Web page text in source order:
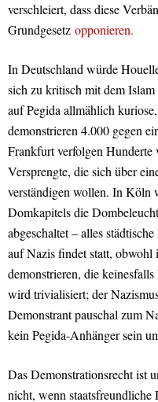
verschleiert, dass diese
Grundgesetz opponieren.
In Deutschland würde
sich zu kritisch mit dem Islam
auf Pegida allmählich
demonstrieren 4.000 gegen
Frankfurt verfolgen
Versprengte, die sich über
verständigen wollen. In Köln
Domkapitels die
abgeschaltet – alles
auf Nazis findet statt, obwohl
demonstrieren, die
wird trivialisiert; der
Demonstrant pauschal zum
kein Pegida-Anhänger sein
Das Demonstrationsrecht ist
nicht, wenn staatsfreundliche